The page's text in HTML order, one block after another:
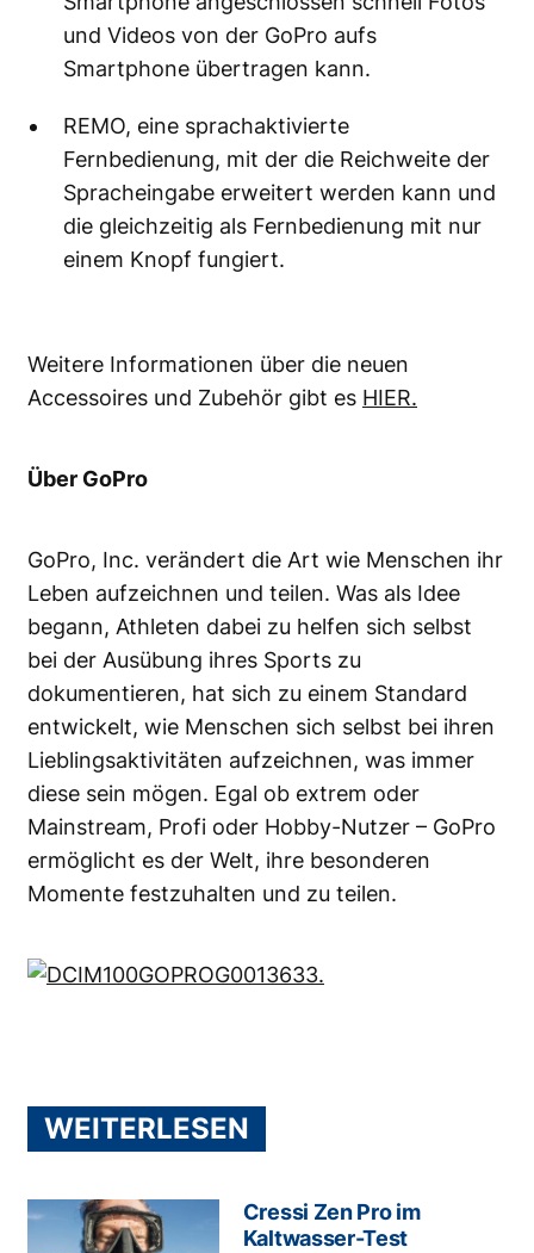
und Videos von der GoPro aufs
Smartphone übertragen kann.
REMO, eine sprachaktivierte
Fernbedienung, mit der die Reichweite der
Spracheingabe erweitert werden kann und
die gleichzeitig als Fernbedienung mit nur
einem Knopf fungiert.
Weitere Informationen über die neuen
Accessoires und Zubehör gibt es HIER.
Über GoPro
GoPro, Inc. verändert die Art wie Menschen ihr
Leben aufzeichnen und teilen. Was als Idee
begann, Athleten dabei zu helfen sich selbst
bei der Ausübung ihres Sports zu
dokumentieren, hat sich zu einem Standard
entwickelt, wie Menschen sich selbst bei ihren
Lieblingsaktivitäten aufzeichnen, was immer
diese sein mögen. Egal ob extrem oder
Mainstream, Profi oder Hobby-Nutzer – GoPro
ermöglicht es der Welt, ihre besonderen
Momente festzuhalten und zu teilen.
WEITERLESEN
Cressi Zen Pro im
Kaltwasser-Test